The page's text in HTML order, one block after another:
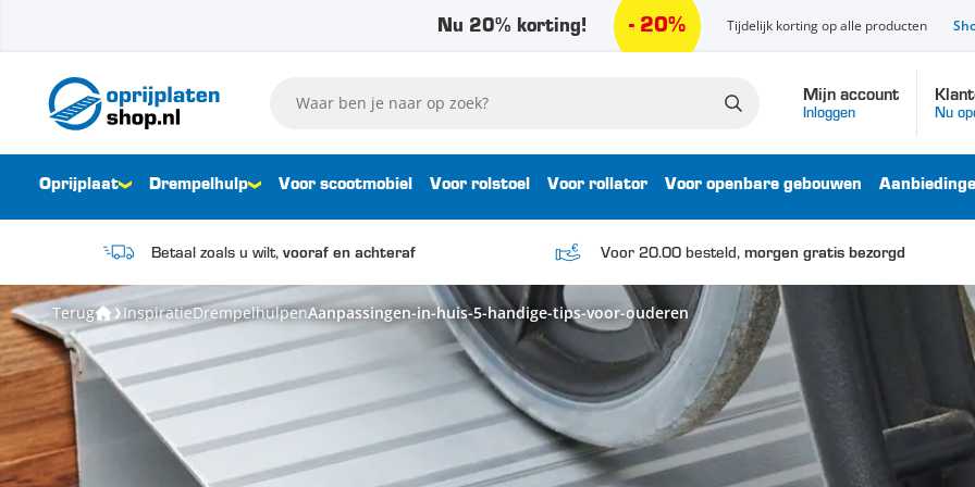
Nu 20% korting! - 20% Tijdelijk korting op alle producten
Mijn account
Inloggen Nu
Waar ben je naar op zoek?
Oprijplaat Drempelhulp Voor scootmobiel Voor rolstoel Voor rollator Voor openbare gebouwen
Betaal zoals u wilt,vooraf en achteraf Voor 20.00 besteld,morgen gratis bezorgd
Terug InspiratieDrempelhulpenAanpassingen-in-huis-5-handige-tips-voor-ouderen